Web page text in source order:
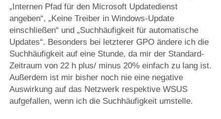
„Internen Pfad für den Microsoft Updatedienst
angeben“, „Keine Treiber in Windows-Update
einschließen“ und „Suchhäufigkeit für automatische
Updates“. Besonders bei letzterer GPO ändere ich die
Suchhäufigkeit auf eine Stunde, da mir der Standard-
Zeitraum von 22 h plus/ minus 20% einfach zu lang ist.
Außerdem ist mir bisher noch nie eine negative
Auswirkung auf das Netzwerk respektive WSUS
aufgefallen, wenn ich die Suchhäufigkeit umstelle.